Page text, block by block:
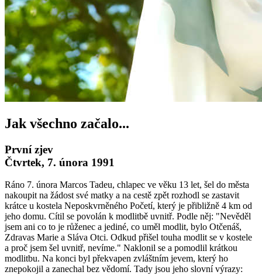
Jak všechno začalo...
První zjev
Čtvrtek, 7. února 1991
Ráno 7. února Marcos Tadeu, chlapec ve věku 13 let, šel do města
nakoupit na žádost své matky a na cestě zpět rozhodl se zastavit
krátce u kostela Neposkvrněného Početí, který je přibližně 4 km od
jeho domu. Cítil se povolán k modlitbě uvnitř. Podle něj: "Nevěděl
jsem ani co to je růženec a jediné, co uměl modlit, bylo Otčenáš,
Zdravas Marie a Sláva Otci. Odkud přišel touha modlit se v kostele
a proč jsem šel uvnitř, nevíme." Naklonil se a pomodlil krátkou
modlitbu. Na konci byl překvapen zvláštním jevem, který ho
znepokojil a zanechal bez vědomí. Tady jsou jeho slovní výrazy: